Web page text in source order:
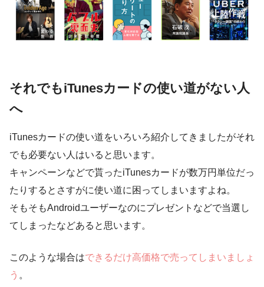
それでもiTunesカードの使い道がない人
へ
iTunesカードの使い道をいろいろ紹介してきましたがそれ
でも必要ない人はいると思います。
キャンペーンなどで貰ったiTunesカードが数万円単位だっ
たりするとさすがに使い道に困ってしまいますよね。
そもそもAndroidユーザーなのにプレゼントなどで当選し
てしまったなどあると思います。
このような場合はできるだけ高価格で売ってしまいましょ
う 。